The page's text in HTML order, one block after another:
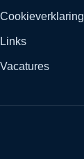
Cookieverklaring
Links
Vacatures